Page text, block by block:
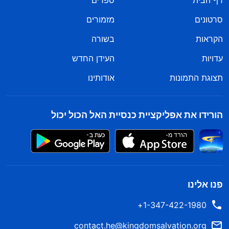
סרטונים
מזמורים
הקראות
בשורה
עדויות
העידן החדש
תצוגת התמונות
אודותינו
הורידו את אפליקציית כנסיית האל הכול יכול
פנו אלינו
1-347-422-1980+
contact.he@kingdomsalvation.org